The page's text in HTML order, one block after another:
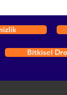
Bitkisel